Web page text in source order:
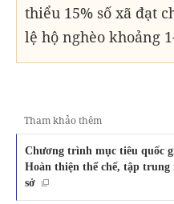
thiểu 15% số xã đạt
lệ hộ nghèo khoảng
Tham khảo thêm
Chương trình mục tiêu quốc
Hoàn thiện thể chế, tập trung
sở